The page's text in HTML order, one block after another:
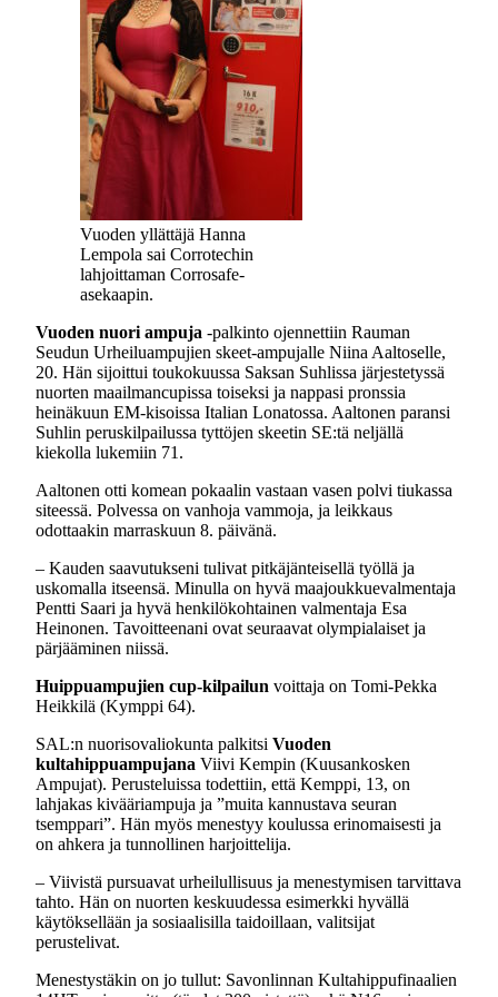
Vuoden yllättäjä Hanna
Lempola sai Corrotechin
lahjoittaman Corrosafe-
asekaapin.
Vuoden nuori ampuja -palkinto ojennettiin Rauman
Seudun Urheiluampujien skeet-ampujalle Niina Aaltoselle,
20. Hän sijoittui toukokuussa Saksan Suhlissa järjestetyssä
nuorten maailmancupissa toiseksi ja nappasi pronssia
heinäkuun EM-kisoissa Italian Lonatossa. Aaltonen paransi
Suhlin peruskilpailussa tyttöjen skeetin SE:tä neljällä
kiekolla lukemiin 71.
Aaltonen otti komean pokaalin vastaan vasen polvi tiukassa
siteessä. Polvessa on vanhoja vammoja, ja leikkaus
odottaakin marraskuun 8. päivänä.
– Kauden saavutukseni tulivat pitkäjänteisellä työllä ja
uskomalla itseensä. Minulla on hyvä maajoukkuevalmentaja
Pentti Saari ja hyvä henkilökohtainen valmentaja Esa
Heinonen. Tavoitteenani ovat seuraavat olympialaiset ja
pärjääminen niissä.
Huippuampujien cup-kilpailun voittaja on Tomi-Pekka
Heikkilä (Kymppi 64).
SAL:n nuorisovaliokunta palkitsi Vuoden
kultahippuampujana Viivi Kempin (Kuusankosken
Ampujat). Perusteluissa todettiin, että Kemppi, 13, on
lahjakas kivääriampuja ja ”muita kannustava seuran
tsemppari”. Hän myös menestyy koulussa erinomaisesti ja
on ahkera ja tunnollinen harjoittelija.
– Viivistä pursuavat urheilullisuus ja menestymisen tarvittava
tahto. Hän on nuorten keskuudessa esimerkki hyvällä
käytöksellään ja sosiaalisilla taidoillaan, valitsijat
perustelivat.
Menestystäkin on jo tullut: Savonlinnan Kultahippufinaalien